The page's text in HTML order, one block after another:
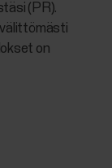
(PR).
välittömästi
on